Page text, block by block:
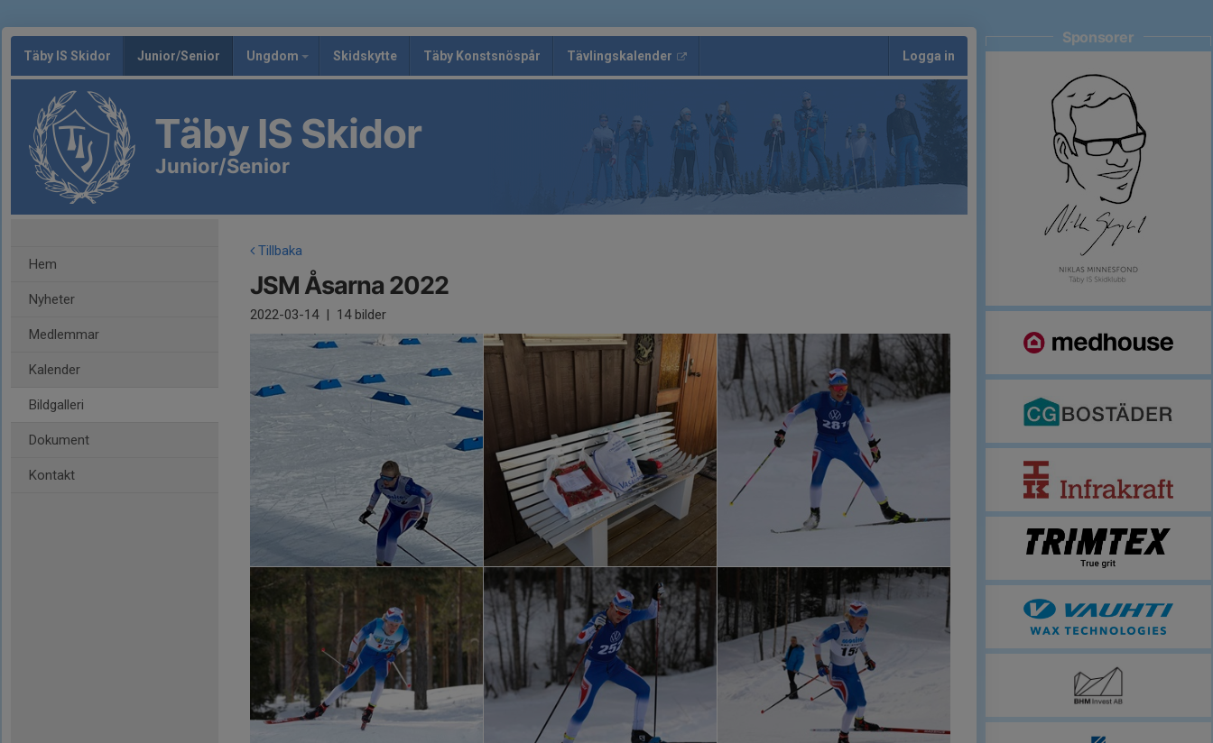
Täby IS Skidor Junior/Senior Ungdom Skidskytte Täby Konstsnöspår Tävlingskalender Logga in
Täby IS Skidor
Junior/Senior
Hem
Nyheter
Medlemmar
Kalender
Bildgalleri
Dokument
Kontakt
Tillbaka
JSM Åsarna 2022
2022-03-14 | 14 bilder
Sponsorer